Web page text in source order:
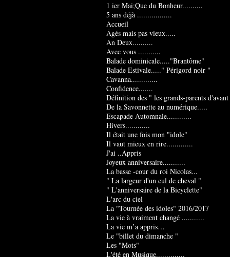
1 ier Mai;Que du Bonheur..........
5 ans déjà .................
Accueil
Âgés mais pas vieux.....
An Deux..........
Avec vous ...........
Balade dominicale....."Brantôme"
Balade Estivale....." Périgord noir "
Cavanna.............
Confidence.......
Définition des " les grands-parents
De la Savonnette au numérique.....
Escapade Automnale............
Hivers............
Il était une fois mon "idole"
Il vaut mieux en rire.............
J'ai ..Appris
Joyeux anniversaire...........
La basse -cour du roi Nicolas...
" La largeur d'un cul de cheval "
" L'anniversaire de la Bicyclette"
L'arc du ciel
La "Tournée des idoles" 2016/2017
La vie à vraiment changé ...........
La vie m’a appris…
Le "billet du dimanche "
Les "Mots"
L'été en Musique..............